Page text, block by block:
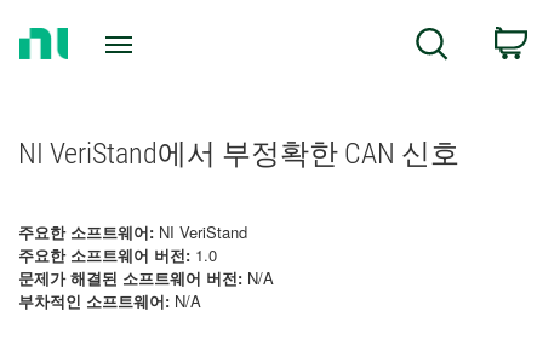
Search
NI VeriStand에서 부정확한 CAN 신호
주요한 소프트웨어: NI VeriStand
주요한 소프트웨어 버전: 1.0
문제가 해결된 소프트웨어 버전: N/A
부차적인 소프트웨어: N/A